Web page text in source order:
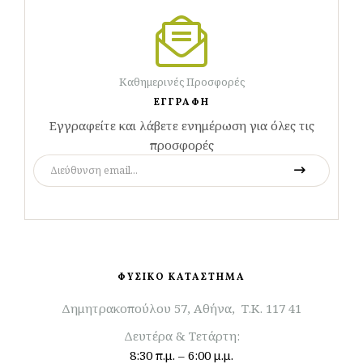
Καθημερινές Προσφορές
ΕΓΓΡΑΦΗ
Εγγραφείτε και λάβετε ενημέρωση για όλες τις
προσφορές
ΦΥΣΙΚΟ ΚΑΤΑΣΤΗΜΑ
Δημητρακοπούλου 57, Αθήνα, Τ.Κ. 117 41
Δευτέρα & Τετάρτη:
8:30 π.μ. – 6:00 μ.μ.